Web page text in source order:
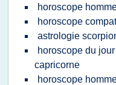
horoscope
horoscope
astrologie
horoscope du
capricorne
horoscope